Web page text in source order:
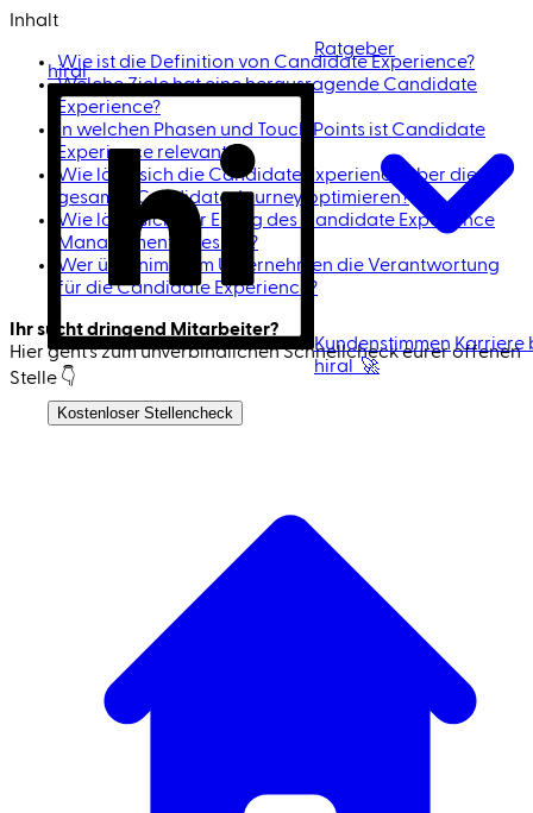
hiral
Ratgeber
Kundenstimmen Karriere
hiral 🚀
Ich bin Kandidat
Kostenloser Stellencheck
Inhalt
Wie ist die Definition von Candidate Experience?
Welche Ziele hat eine herausragende Candidate
Experience?
In welchen Phasen und Touch Points ist Candidate
Experience relevant?
Wie lässt sich die Candidate Experience über die
gesamte Candidate Journey optimieren?
Wie lässt sich der Erfolg des Candidate Experience
Managements messen?
Wer übernimmt im Unternehmen die Verantwortung
für die Candidate Experience?
Ihr sucht dringend Mitarbeiter?
Hier geht's zum unverbindlichen Schnell­check eurer offenen
Stelle 👇
Jetzt Mitarbeiter finden 🚀